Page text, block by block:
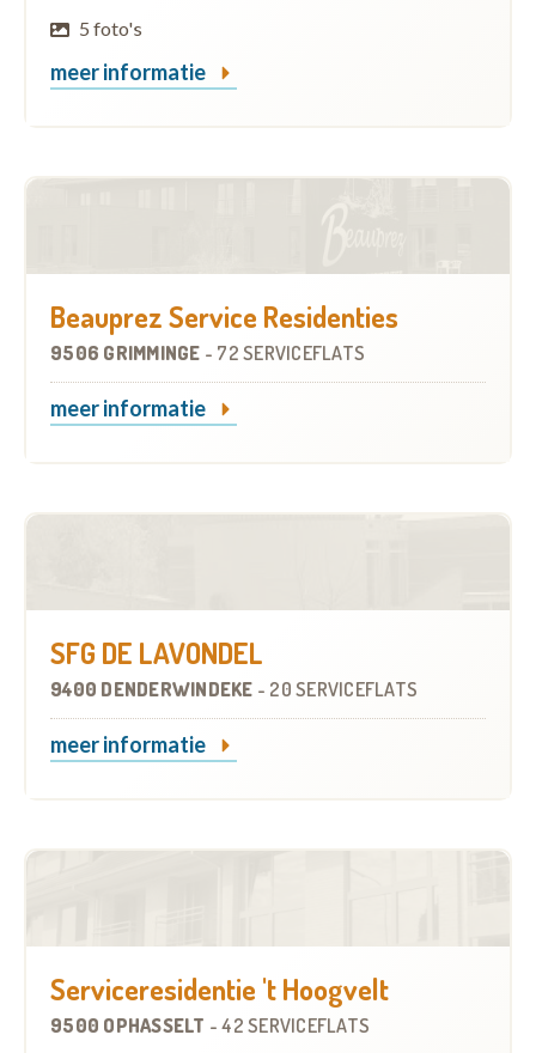
5 foto's
meer informatie
Beauprez Service Residenties
9506 GRIMMINGE - 72 SERVICEFLATS
meer informatie
SFG DE LAVONDEL
9400 DENDERWINDEKE - 20 SERVICEFLATS
meer informatie
Serviceresidentie 't Hoogvelt
9500 OPHASSELT -42 SERVICEFLATS